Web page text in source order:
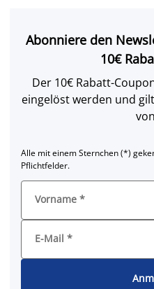
Abonniere den
10€
Der 10€ Rabatt-
eingelöst werden und
Alle mit einem Sternchen (*)
Pflichtfelder.
Vorname *
E-Mail *